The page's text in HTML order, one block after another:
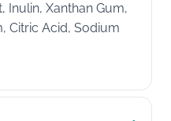
Inulin, Xanthan Gum,
Citric Acid, Sodium